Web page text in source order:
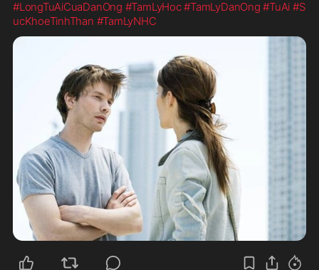
#LongTuAiCuaDanOng #TamLyHoc#TamLyDanOng #TuAi #S
ucKhoeTinhThan #TamLyNHC